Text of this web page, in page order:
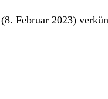
Februar 2023)